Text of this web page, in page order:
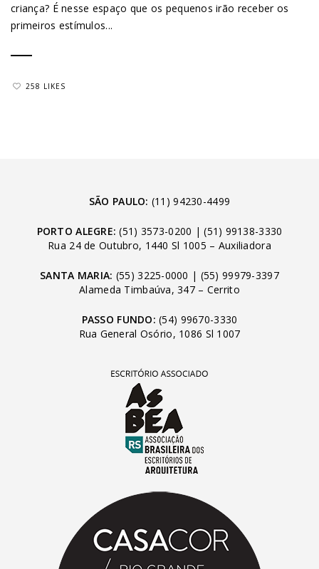
criança? É nesse espaço que os pequenos irão receber os
primeiros estímulos...
258 LIKES
SÃO PAULO: (11) 94230-4499
PORTO ALEGRE: (51) 3573-0200 |(51) 99138-3330
Rua 24 de Outubro, 1440 Sl 1005 – Auxiliadora
SANTA MARIA: (55) 3225-0000 | (55) 99979-3397
Alameda Timbaúva, 347 – Cerrito
PASSO FUNDO: (54) 99670-3330
Rua General Osório, 1086 Sl 1007